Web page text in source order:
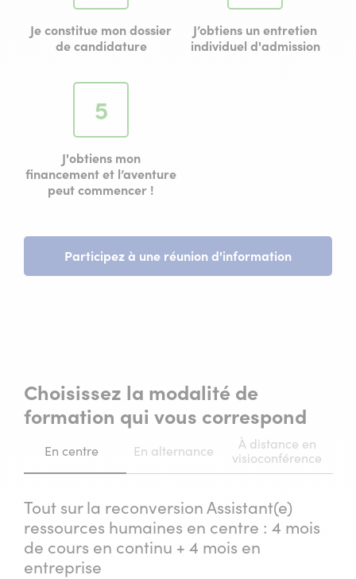
Je constitue mon dossier
de candidature
J’obtiens un entretien
individuel d'admission
Étape
5
J'obtiens mon
financement et l’aventure
peut commencer !
Participez à une réunion d'information
Choisissez la modalité de
formation qui vous correspond
En centre En alternance
À distance en
visioconférence
Tout sur la reconversion Assistant(e)
ressources humaines en centre : 4 mois
de cours en continu + 4 mois en
entreprise